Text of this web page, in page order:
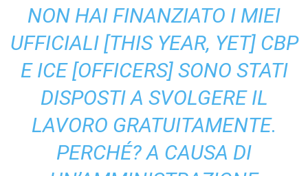
NON HAI FINANZIATO I MIEI
UFFICIALI [THIS YEAR, YET] CBP
E ICE [OFFICERS] SONO STATI
DISPOSTI A SVOLGERE IL
LAVORO GRATUITAMENTE.
PERCHÉ? A CAUSA DI